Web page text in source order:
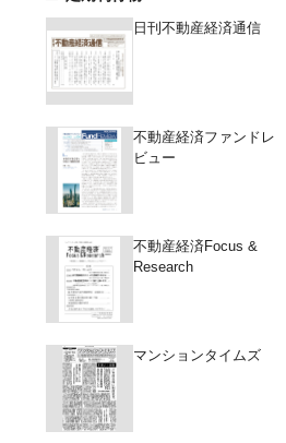
日刊不動産経済通信
不動産経済ファンドレ
ビュー
不動産経済Focus &
Research
マンションタイムズ